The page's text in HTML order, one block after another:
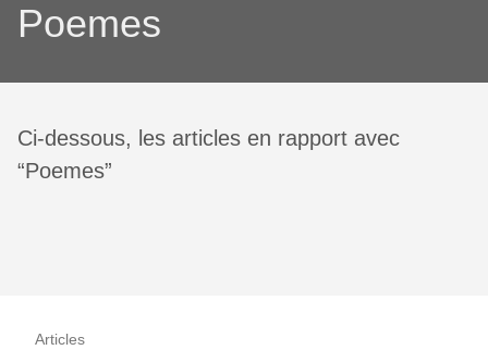
Poemes
Ci-dessous, les articles en rapport avec
“Poemes”
Articles